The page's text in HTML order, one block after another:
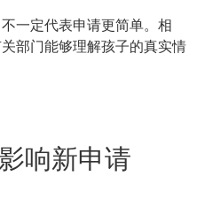
一定代表申请更简单。相
部门能够理解孩子的真实情
响新申请